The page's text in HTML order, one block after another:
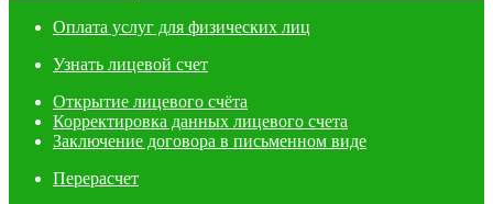
Оплата услуг для физических лиц
Узнать лицевой счет
Открытие лицевого счёта
Корректировка данных лицевого счета
Заключение договора в письменном виде
Перерасчет